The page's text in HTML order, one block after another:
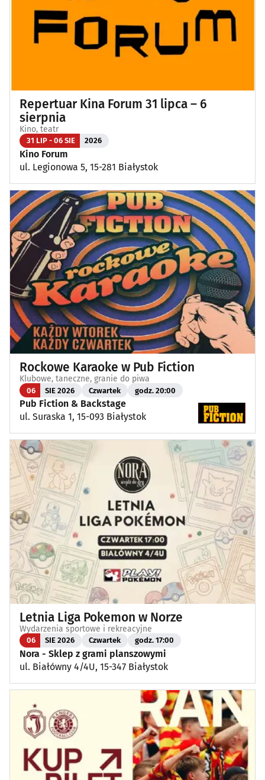
Repertuar Kina Forum 31 lipca – 6
sierpnia
Kino, teatr
31 LIP - 06 SIE 2026
Kino Forum
ul. Legionowa 5, 15-281 Białystok
Rockowe Karaoke w Pub Fiction
Klubowe, taneczne, granie do piwa
06 SIE 2026 Czwartek godz. 20:00
Pub Fiction & Backstage
ul. Suraska 1, 15-093 Białystok
Letnia Liga Pokemon w Norze
Wydarzenia sportowe i rekreacyjne
06 SIE 2026 Czwartek godz. 17:00
Nora - Sklep z grami planszowymi
ul. Białówny 4/4U, 15-347 Białystok